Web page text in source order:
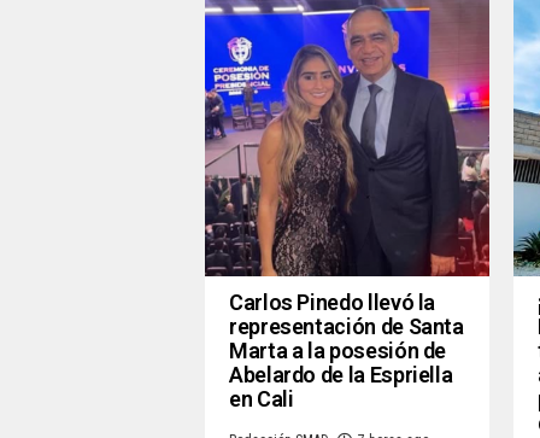
Carlos Pinedo llevó la
representación de Santa
Marta a la posesión de
Abelardo de la Espriella
en Cali